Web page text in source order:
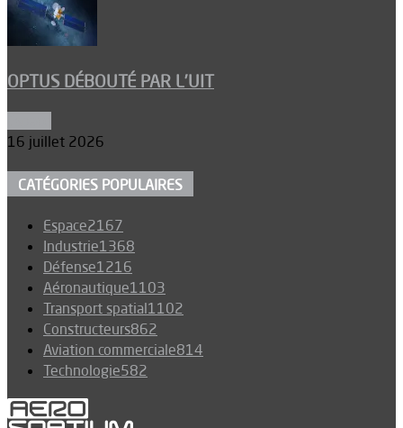
OPTUS DÉBOUTÉ PAR L’UIT
16 juillet 2026
CATÉGORIES POPULAIRES
Espace2167
Industrie1368
Défense1216
Aéronautique1103
Transport spatial1102
Constructeurs862
Aviation commerciale814
Technologie582